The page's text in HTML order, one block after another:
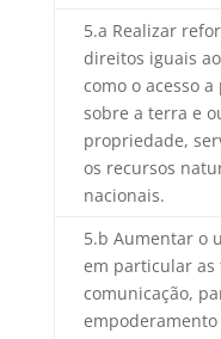
5.a Realizar
direitos iguais
como o acesso
sobre a terra e
propriedade,
os recursos
nacionais.
5.b Aumentar o
em particular as
comunicação,